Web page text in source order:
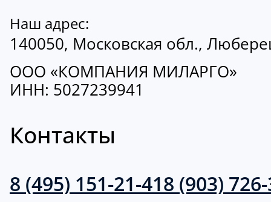
Наш адрес:
140050, Московская обл.,
ООО «КОМПАНИЯ МИЛАРГО»
ИНН: 5027239941
Контакты
8 (495) 151-21-418 (903)